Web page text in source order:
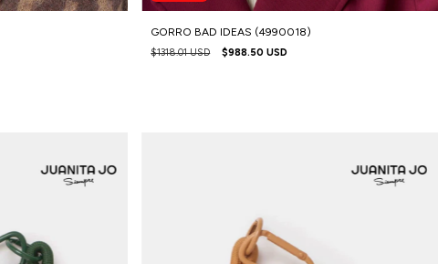
GORRO BAD IDEAS (4990018)
$1318.01 USD $988.50 USD